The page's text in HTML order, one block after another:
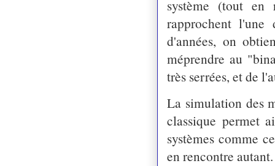
système (tout en
rapprochent l'une
d'années, on
méprendre au
très serrées, et de
La simulation des
classique permet
systèmes comme
en rencontre autant.